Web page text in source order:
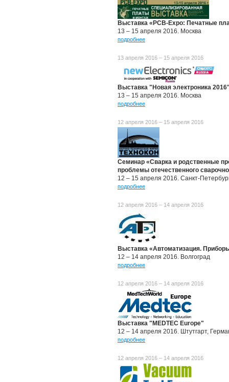
Выставка «PCB-Expo: Печатные
13 – 15 апреля 2016. Москва
подробнее
13 апреля 2016 – 15 апреля 2016
Выставка "Новая электроника
13 – 15 апреля 2016. Москва
подробнее
12 апреля 2016 – 15 апреля 2016
Семинар «Сварка и родственные
проблемы отечественного
12 – 15 апреля 2016. Санкт-
подробнее
12 апреля 2016 – 14 апреля 2016
Выставка «Автоматизация.
12 – 14 апреля 2016. Волгоград
подробнее
12 апреля 2016 – 14 апреля 2016
Выставка "MEDTEC Europe"
12 – 14 апреля 2016. Штутгарт,
подробнее
12 апреля 2016 – 14 апреля 2016